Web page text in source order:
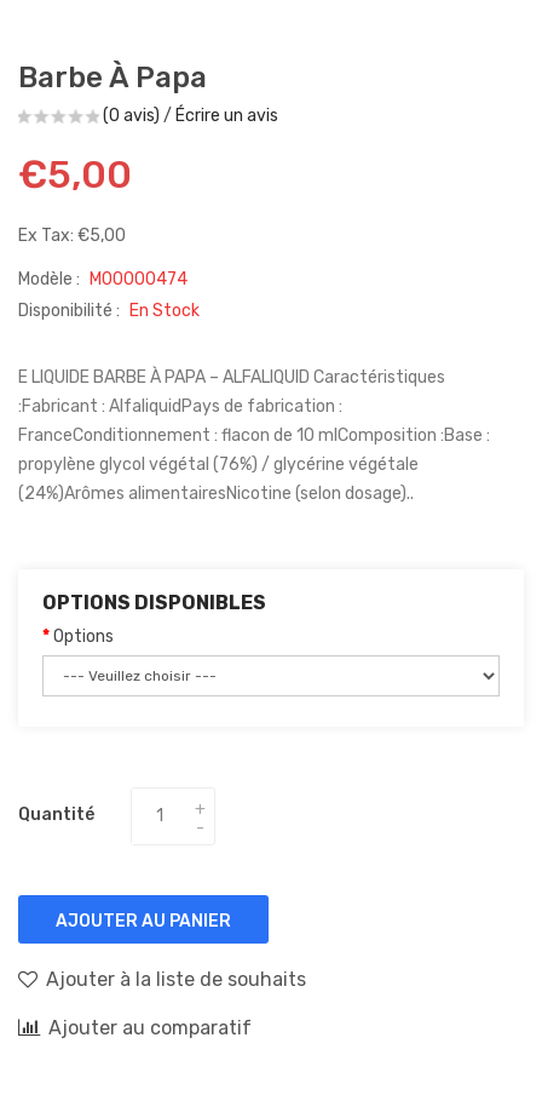
Barbe À Papa
(0 avis) / Écrire un avis
€5,00
Ex Tax: €5,00
Modèle :
M00000474
Disponibilité :
En Stock
E LIQUIDE BARBE À PAPA – ALFALIQUID Caractéristiques
:Fabricant : AlfaliquidPays de fabrication :
FranceConditionnement : flacon de 10 mlComposition :Base :
propylène glycol végétal (76%) / glycérine végétale
(24%)Arômes alimentairesNicotine (selon dosage)..
OPTIONS DISPONIBLES
Options
Quantité
AJOUTER AU PANIER
Ajouter à la liste de souhaits
Ajouter au comparatif